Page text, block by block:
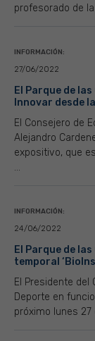
profesorado de
INFORMACIÓN:
27/06/2022
El Parque de
Innovar desde
El Consejero de
Alejandro
expositivo, que
...
INFORMACIÓN:
24/06/2022
El Parque de
temporal
El Presidente del
Deporte en
próximo lunes 27